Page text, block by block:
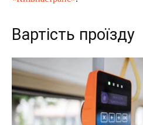
Вартість проїзду